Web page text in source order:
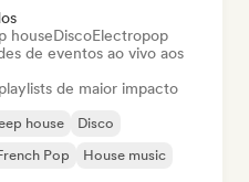
houseDiscoElectropop
de eventos ao vivo aos
de maior impacto
house
Disco
Pop House music